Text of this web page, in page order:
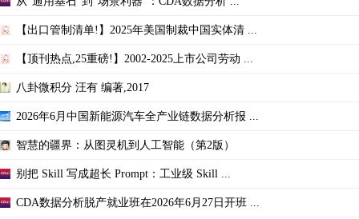
【出口管制清单!】2025年美国制裁中国实体清 ...
【顶刊热点,25重磅!】2002-2025上市公司劳动 ...
八卦微积分 汪有 编著,2017
2026年6月中国新能源汽车全产业链数据分析报 ...
智慧的疆界：从图灵机到人工智能（第2版）
别把 Skill 写成超长 Prompt：工业级 Skill ...
CDA数据分析脱产就业班在2026年6月27日开班 ...